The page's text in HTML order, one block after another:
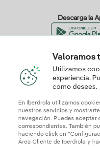
Descarga la
Nuestros
Valoramos
Utilizamos
experiencia.
como desees.
En Iberdrola utilizamos
nuestros servicios y
navegación. Puedes aceptar
correspondientes. También
haciendo click en
Área Cliente de Iberdrola y